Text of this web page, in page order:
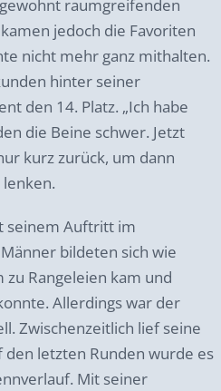
raumgreifenden
jedoch die Favoriten
nicht mehr ganz mithalten.
hinter seiner
den 14. Platz. „Ich habe
die Beine schwer. Jetzt
kurz zurück, um dann
seinem Auftritt im
bildeten sich wie
Rangeleien kam und
Allerdings war der
Zwischenzeitlich lief seine
den letzten Runden wurde es
Mit seiner